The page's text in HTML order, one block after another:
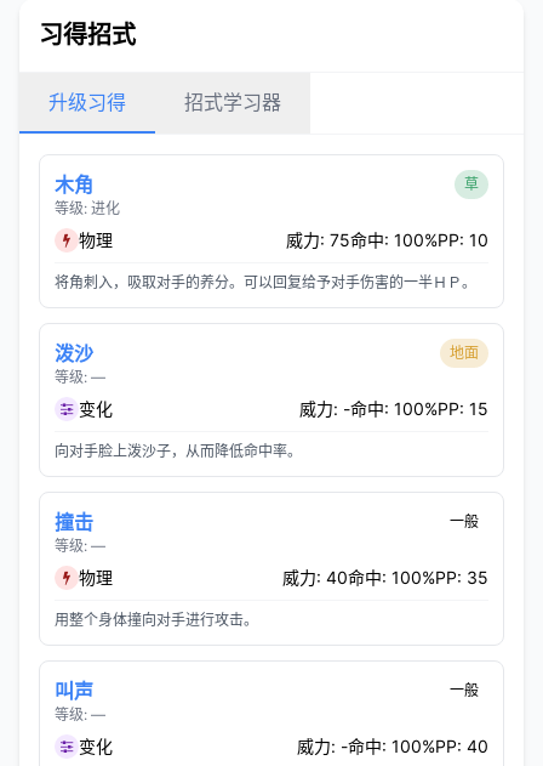
习得招式
升级习得 招式学习器
木角
等级: 进化
草
物理 威力: 75命中: 100%PP: 10
将角刺入，吸取对手的养分。可以回复给予对手伤害的一半ＨＰ。
泼沙
等级: —
地面
变化 威力: -命中: 100%PP: 15
向对手脸上泼沙子，从而降低命中率。
撞击
等级: —
一般
物理 威力: 40命中: 100%PP: 35
用整个身体撞向对手进行攻击。
叫声
等级: —
一般
变化 威力: -命中: 100%PP: 40